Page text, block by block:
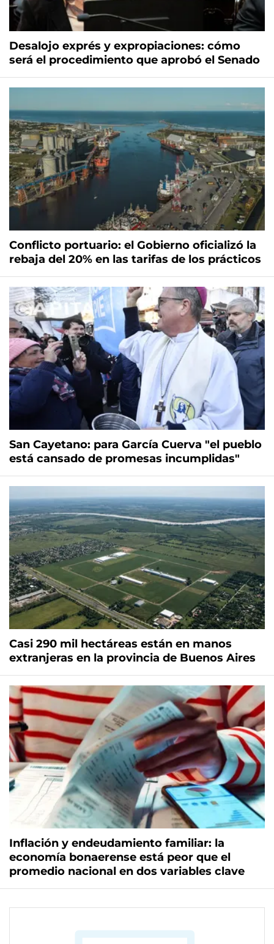
Desalojo exprés y expropiaciones: cómo
será el procedimiento que aprobó el Senado
Conflicto portuario: el Gobierno oficializó la
rebaja del 20% en las tarifas de los prácticos
San Cayetano: para García Cuerva "el pueblo
está cansado de promesas incumplidas"
Casi 290 mil hectáreas están en manos
extranjeras en la provincia de Buenos Aires
Inflación y endeudamiento familiar: la
economía bonaerense está peor que el
promedio nacional en dos variables clave